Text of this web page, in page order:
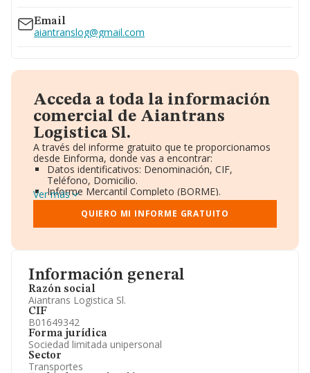
Información general
Razón social
Aiantrans Logistica Sl.
CIF
B01649342
Forma jurídica
Sociedad limitada unipersonal
Sector
Transportes
Email
aiantranslog@gmail.com
Acceda a toda la información
comercial de Aiantrans
Logistica Sl.
A través del informe gratuito que te proporcionamos
desde Einforma, donde vas a encontrar:
Datos identificativos: Denominación, CIF,
Teléfono, Domicilio.
Informe Mercantil Completo (BORME).
Gráficos de Evolución Ventas y Empleados.
Consejo de Administración y Administradores.
Directivos y Ejecutivos.
Información oficial y registral complementaria.
Ver más
QUIERO MI INFORME GRATUITO